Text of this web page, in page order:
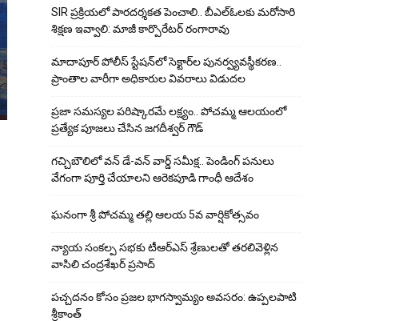
SIR ప్రక్రియలో పారదర్శకత పెంచాలి.. బీఎల్ఓలకు మరోసారి
శిక్షణ ఇవ్వాలి: మాజీ కార్పొరేటర్ రంగారావు
మాదాపూర్ పోలీస్‌ స్టేషన్‌లో సెక్టార్‌ల పునర్వ్యవస్థీకరణ..
ప్రాంతాల వారీగా అధికారుల వివరాలు విడుదల
ప్రజా సమస్యల పరిష్కారమే లక్ష్యం.. పోచమ్మ ఆలయంలో
ప్రత్యేక పూజలు చేసిన జగదీశ్వర్ గౌడ్
గచ్చిబౌలిలో వన్ డే-వన్ వార్డ్ సమీక్ష.. పెండింగ్ పనులు
వేగంగా పూర్తి చేయాలని ఆరెకపూడి గాంధీ ఆదేశం
ఘ‌నంగా శ్రీ పోచమ్మ త‌ల్లి ఆలయ 5వ వార్షికోత్సవం
న్యాయ సంక‌ల్ప స‌భ‌కు టీఆర్ఎస్ శ్రేణుల‌తో త‌ర‌లివెళ్లిన
వాసిలి చంద్ర‌శేఖ‌ర్ ప్ర‌సాద్
పచ్చదనం కోసం ప్రజల భాగస్వామ్యం అవసరం: ఉప్పలపాటి
శ్రీకాంత్